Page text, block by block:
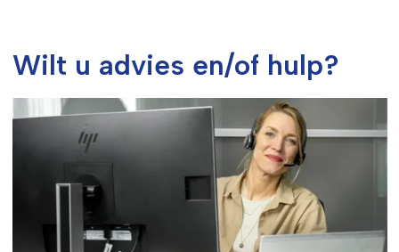
Wilt u advies en/of hulp?